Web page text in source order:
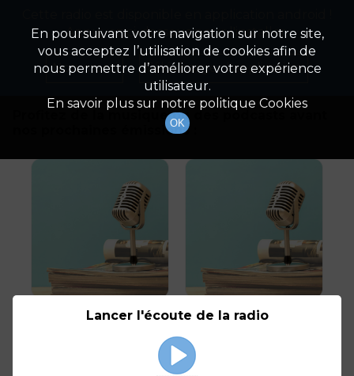
En Direct
Profitez de la musique ou des podcasts avant
nos prochaines émissions :
Flash info
En poursuivant votre navigation sur notre site,
vous acceptez l’utilisation de cookies afin de
nous permettre d’améliorer votre expérience
utilisateur.
En savoir plus sur notre politique Cookies
OK
Appuyez ci-dessous pour l'installer.
Non merci Télécharger l'application
Lancer l'écoute de la radio